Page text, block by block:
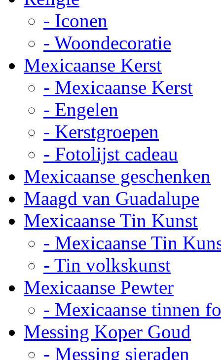
- Iconen
- Woondecoratie
Mexicaanse Kerst
- Mexicaanse Kerst
- Engelen
- Kerstgroepen
- Fotolijst cadeau
Mexicaanse geschenken
Maagd van Guadalupe
Mexicaanse Tin Kunst
- Mexicaanse Tin
- Tin volkskunst
Mexicaanse Pewter
- Mexicaanse tinnen
Messing Koper Goud
- Messing sieraden